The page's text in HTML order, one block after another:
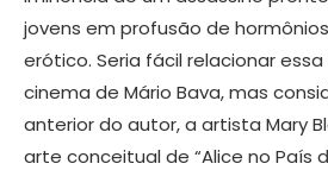
jovens em profusão de
erótico. Seria fácil relacionar
cinema de Mário Bava, mas
anterior do autor, a artista Mary
arte conceitual de “Alice no País